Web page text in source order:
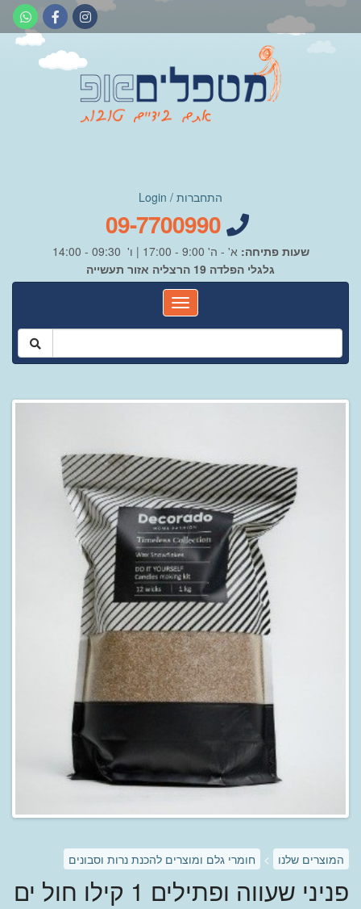
התחברות / Login
שעות פתיחה: א' - ה' 9:00 - 17:00 | ו' 09:30 - 14:00
גלגלי הפלדה 19 הרצליה אזור תעשייה
המוצרים שלנו > חומרי גלם ומוצרים להכנת נרות וסבונים
פניני שעווה ופתילים 1 קילו חול ים